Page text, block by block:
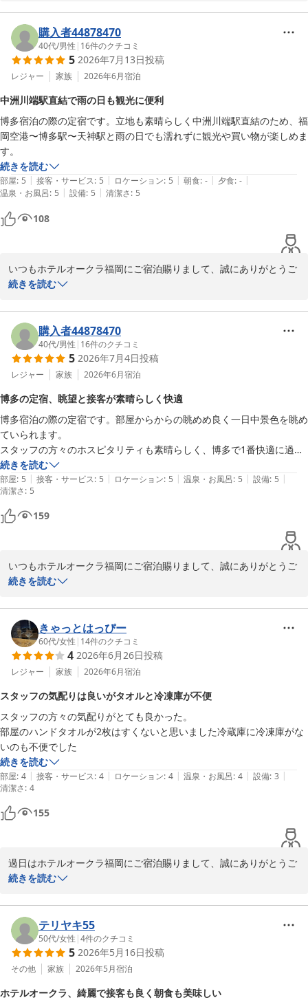
てもご満足いただけるようにスタッフ一同引き続き精進してまいり
ますので、是非またご来館くださいませ。心よりお待ち申し上げて
ホテルオークラ福岡
購入者44878470
40代/男性 | 16件のクチコミ
5 2026年7月13日投稿
レジャー 家族 2026年6月宿泊
中洲川端駅直結で雨の日も観光に便利
博多宿泊の際の定宿です。立地も素晴らしく中洲川端駅直結のため、福
岡空港〜博多駅〜天神駅と雨の日でも濡れずに観光や買い物が楽しめま
す。
続きを読む
部屋: 5 | 接客・サービス: 5 | ロケーション: 5 | 朝食: - | 夕食: - |
温泉・お風呂: 5 | 設備: 5 | 清潔さ: 5
108
いつもホテルオークラ福岡にご宿泊賜りまして、誠にありがとうご
ざいます。お褒めのお言葉を頂戴し大変嬉しく存じます。立地のよ
越しの際は、是非またご来館くださいませ。心よりお待ち申し上げ
ホテルオークラ福岡
2026-07-20
続きを読む
購入者44878470
40代/男性 | 16件のクチコミ
5 2026年7月4日投稿
レジャー 家族 2026年6月宿泊
博多の定宿、眺望と接客が素晴らしく快適
博多宿泊の際の定宿です。部屋からからの眺めめ良く一日中景色を眺め
ていられます。
スタッフの方々のホスピタリティも素晴らしく、博多で1番快適に過ご
せるホテルだと思います。
続きを読む
部屋: 5 | 接客・サービス: 5 | ロケーション: 5 | 温泉・お風呂: 5 | 設備: 5 |
清潔さ: 5
159
いつもホテルオークラ福岡にご宿泊賜りまして、誠にありがとうご
ざいます。お褒めのお言葉を頂戴し大変嬉しく存じます。いついら
続き精進してまいります。お客様のお帰りを心よりお待ち申し上げ
ホテルオークラ福岡
2026-07-05
続きを読む
きゃっとはっぴー
60代/女性 | 14件のクチコミ
4 2026年6月26日投稿
レジャー 家族 2026年6月宿泊
スタッフの気配りは良いがタオルと冷凍庫が不便
スタッフの方々の気配りがとても良かった。
部屋のハンドタオルが2枚はすくないと思いました冷蔵庫に冷凍庫がな
いのも不便でした
続きを読む
部屋: 4 | 接客・サービス: 4 | ロケーション: 4 | 温泉・お風呂: 4 | 設備: 3 |
清潔さ: 4
155
過日はホテルオークラ福岡にご宿泊賜りまして、誠にありがとうご
ざいます。お褒めのお言葉を頂戴し大変嬉しく存じます。またご滞
にお部屋になく氷菓などすぐにお召になりたい場合はご不便をおか
けしますが、1Fのロビーでお預かりできる冷凍庫はございますの
で、冷凍のお土産をご出発までにお預けになるなど必要な場合はお
声がけください。頂いた貴重なご意見を無駄にしないように引き続
き精進してまいります。福岡へお越しの際は、是非またご来館くだ
続きを読む
テリヤキ55
50代/女性 |4件のクチコミ
5 2026年5月16日投稿
その他 家族 2026年5月宿泊
ホテルオークラ、綺麗で接客も良く朝食も美味しい